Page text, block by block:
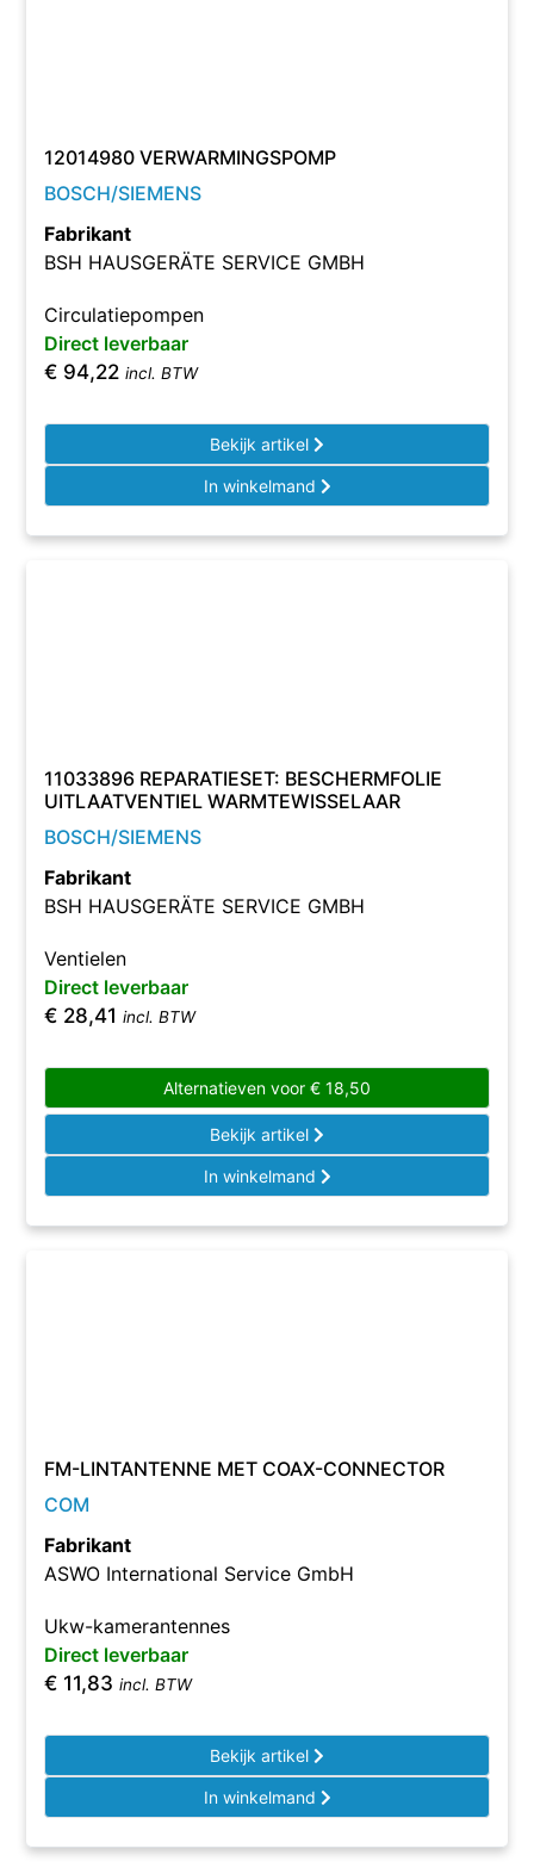
12014980 VERWARMINGSPOMP
BOSCH/SIEMENS
Fabrikant
BSH HAUSGERÄTE SERVICE GMBH
Circulatiepompen
Direct leverbaar
€ 94,22 incl. BTW
Bekijk artikel
In winkelmand
11033896 REPARATIESET: BESCHERMFOLIE
UITLAATVENTIEL WARMTEWISSELAAR
BOSCH/SIEMENS
Fabrikant
BSH HAUSGERÄTE SERVICE GMBH
Ventielen
Direct leverbaar
€ 28,41 incl. BTW
Alternatieven voor € 18,50
Bekijk artikel
In winkelmand
FM-LINTANTENNE MET COAX-CONNECTOR
COM
Fabrikant
ASWO International Service GmbH
Ukw-kamerantennes
Direct leverbaar
€ 11,83 incl. BTW
Bekijk artikel
In winkelmand